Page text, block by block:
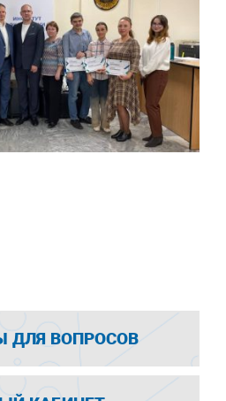
ДЛЯ ВОПРОСОВ